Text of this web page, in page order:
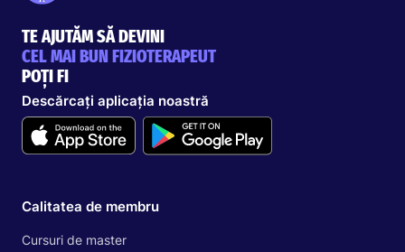
TE AJUTĂM SĂ DEVINI
CEL MAI BUN FIZIOTERAPEUT
POȚI FI
Descărcați aplicația noastră
Calitatea de membru
Cursuri de master